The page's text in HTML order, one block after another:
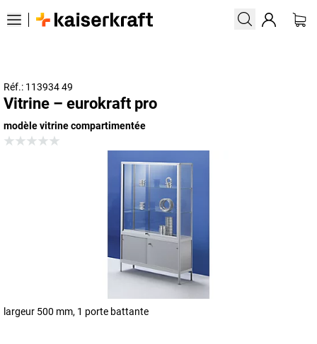
Réf.: 113934 49
Vitrine – eurokraft pro
modèle vitrine compartimentée
largeur 500 mm, 1 porte battante